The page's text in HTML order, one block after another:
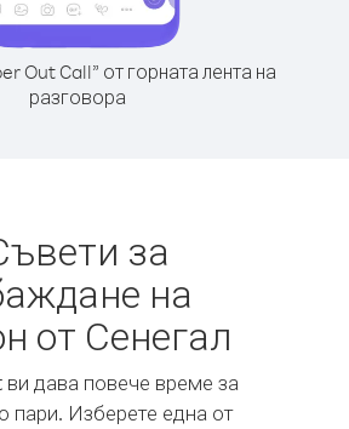
Out Call” от горната лента на
разговора
за
на
от Сенегал
дава повече време за
пари. Изберете една от